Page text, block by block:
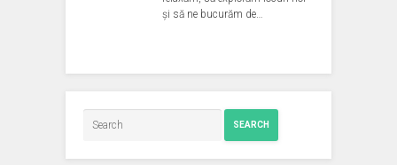
și să ne bucurăm de…
SEARCH